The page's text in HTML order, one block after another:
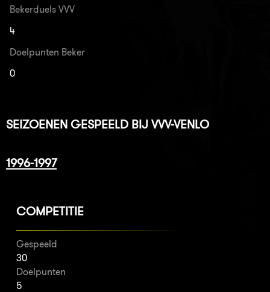
Bekerduels VVV
4
Doelpunten Beker
0
SEIZOENEN GESPEELD BIJ VVV-VENLO
1996-1997
COMPETITIE
Gespeeld
30
Doelpunten
5